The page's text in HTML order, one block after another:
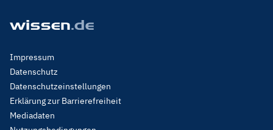
Footer
Menu
Legal
Impressum
Datenschutz
Datenschutzeinstellungen
Erklärung zur Barrierefreiheit
Mediadaten